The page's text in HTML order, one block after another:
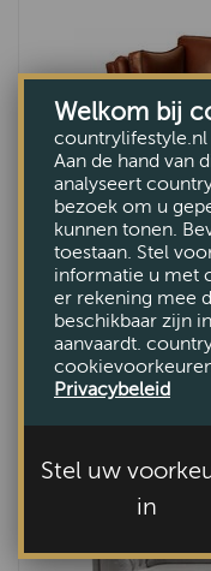
Bank Liverpool
€2495,-
Welkom bij
countrylifestyle.nl
Aan de hand van
analyseert
bezoek om u
kunnen tonen.
toestaan. Stel
informatie u met
er rekening mee
beschikbaar zijn
aanvaardt.
Privacybeleid
Stel uw
in